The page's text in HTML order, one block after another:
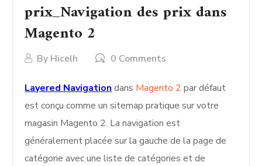
prix_Navigation des prix dans
Magento 2
By Hicelh 0 Comments
Layered Navigation dans Magento 2 par défaut
est conçu comme un sitemap pratique sur votre
magasin Magento 2. La navigation est
généralement placée sur la gauche de la page de
catégorie avec une liste de catégories et de